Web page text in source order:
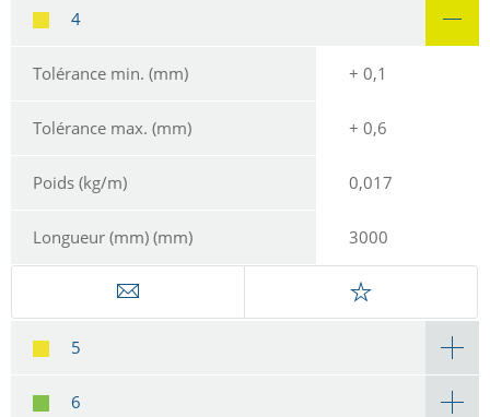
4
Tolérance min. (mm) + 0,1
Tolérance max. (mm) + 0,6
Poids (kg/m) 0,017
Longueur (mm) (mm) 3000
5
6